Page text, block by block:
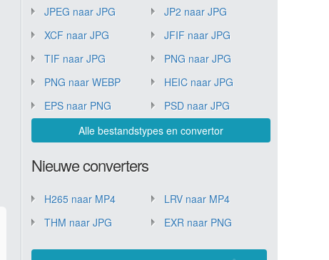
JPEG naar JPG
JP2 naar JPG
XCF naar JPG
JFIF naar JPG
TIF naar JPG
PNG naar JPG
PNG naar WEBP
HEIC naar JPG
EPS naar PNG
PSD naar JPG
Alle bestandstypes en convertor
Nieuwe converters
H265 naar MP4
LRV naar MP4
THM naar JPG
EXR naar PNG